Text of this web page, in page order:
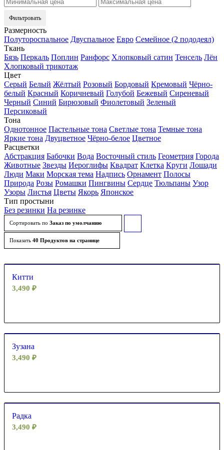
Фильтровать
Размерность
Полутороспальное Двуспальное Евро Семейное (2 пододеял)
Ткань
Бязь Перкаль Поплин Ранфорс Хлопковый сатин Тенсель Лён
Хлопковый трикотаж
Цвет
Серый Белый Жёлтый Розовый Бордовый Кремовый Чёрно-
белый Красный Коричневый Голубой Бежевый Сиреневый
Черный Синий Бирюзовый Фиолетовый Зеленый
Персиковый
Тона
Однотонное Пастельные тона Светлые тона Темные тона
Яркие тона Двуцветное Чёрно-белое Цветное
Расцветки
Абстракция Бабочки Вода Восточный стиль Геометрия Города
Животные Звезды Иероглифы Квадрат Клетка Круги Лошади
Люди Маки Морская тема Надпись Орнамент Полосы
Природа Розы Ромашки Пингвины Сердце Тюльпаны Узор
Узоры Листья Цветы Якорь Японское
Тип простыни
Без резинки На резинке
Сортировать по Заказ по умолчанию
Показать 40 Продуктов на странице
Китти
3,490 ₽
Зузана
3,490 ₽
Радка
3,490 ₽